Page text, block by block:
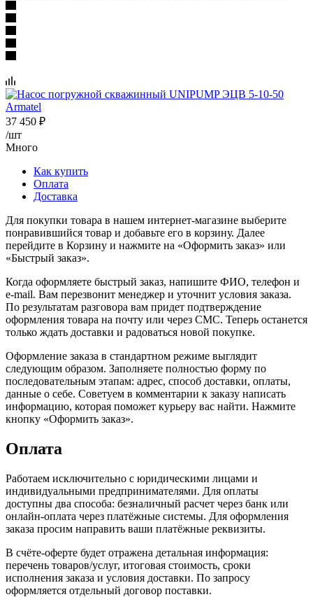
37 450 ₽
/шт
Много
Как купить
Оплата
Доставка
Для покупки товара в нашем интернет-магазине выберите
понравившийся товар и добавьте его в корзину. Далее
перейдите в Корзину и нажмите на «Оформить заказ» или
«Быстрый заказ».
Когда оформляете быстрый заказ, напишите ФИО, телефон и
e-mail. Вам перезвонит менеджер и уточнит условия заказа.
По результатам разговора вам придет подтверждение
оформления товара на почту или через СМС. Теперь останется
только ждать доставки и радоваться новой покупке.
Оформление заказа в стандартном режиме выглядит
следующим образом. Заполняете полностью форму по
последовательным этапам: адрес, способ доставки, оплаты,
данные о себе. Советуем в комментарии к заказу написать
информацию, которая поможет курьеру вас найти. Нажмите
кнопку «Оформить заказ».
Оплата
Работаем исключительно с юридическими лицами и
индивидуальными предпринимателями. Для оплаты
доступны два способа: безналичный расчет через банк или
онлайн-оплата через платёжные системы. Для оформления
заказа просим направить ваши платёжные реквизиты.
В счёте-оферте будет отражена детальная информация:
перечень товаров/услуг, итоговая стоимость, сроки
исполнения заказа и условия доставки. По запросу
оформляется отдельный договор поставки.